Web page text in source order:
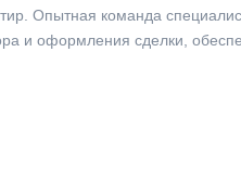
Опытная команда
и оформления сделки,